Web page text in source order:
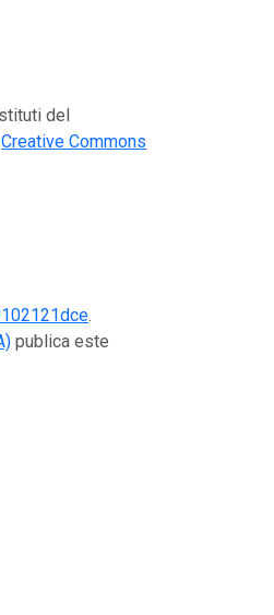
del
Creative Commons
.
publica este